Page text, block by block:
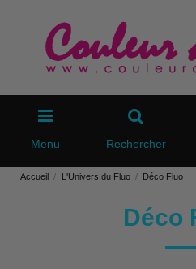
Menu Rechercher
Accueil L'Univers du Fluo Déco Fluo
Déco